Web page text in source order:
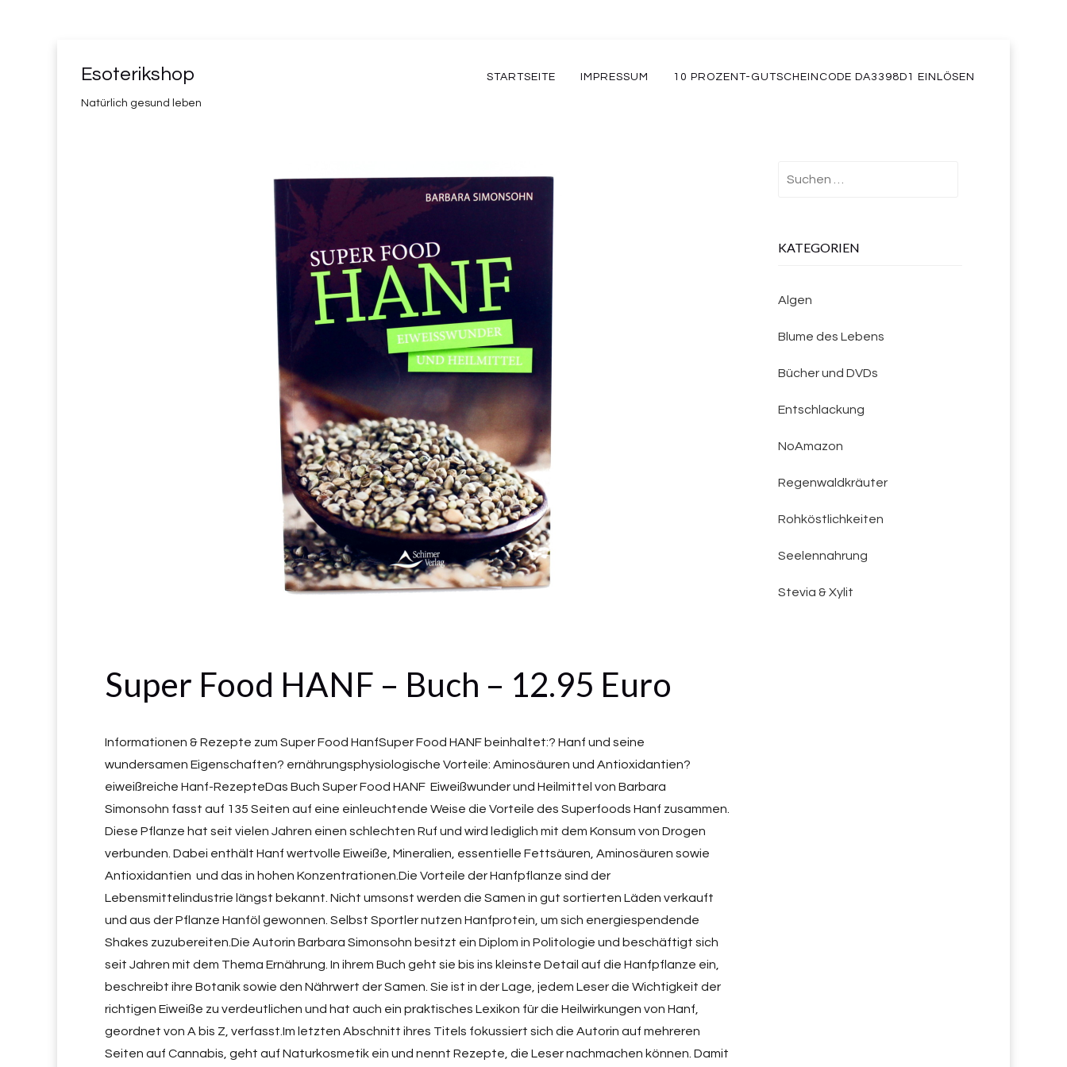
Esoterikshop
Natürlich gesund leben
STARTSEITE IMPRESSUM 10 PROZENT-GUTSCHEINCODE DA3398D1 EINLÖSEN
Super Food HANF – Buch – 12.95 Euro
Informationen & Rezepte zum Super Food HanfSuper Food HANF beinhaltet:? Hanf und seine
wundersamen Eigenschaften? ernährungsphysiologische Vorteile: Aminosäuren und Antioxidantien?
eiweißreiche Hanf-RezepteDas Buch Super Food HANF  Eiweißwunder und Heilmittel von Barbara
Simonsohn fasst auf 135 Seiten auf eine einleuchtende Weise die Vorteile des Superfoods Hanf zusammen.
Diese Pflanze hat seit vielen Jahren einen schlechten Ruf und wird lediglich mit dem Konsum von Drogen
verbunden. Dabei enthält Hanf wertvolle Eiweiße, Mineralien, essentielle Fettsäuren, Aminosäuren sowie
Antioxidantien  und das in hohen Konzentrationen.Die Vorteile der Hanfpflanze sind der
Lebensmittelindustrie längst bekannt. Nicht umsonst werden die Samen in gut sortierten Läden verkauft
und aus der Pflanze Hanföl gewonnen. Selbst Sportler nutzen Hanfprotein, um sich energiespendende
Shakes zuzubereiten.Die Autorin Barbara Simonsohn besitzt ein Diplom in Politologie und beschäftigt sich
seit Jahren mit dem Thema Ernährung. In ihrem Buch geht sie bis ins kleinste Detail auf die Hanfpflanze ein,
beschreibt ihre Botanik sowie den Nährwert der Samen. Sie ist in der Lage, jedem Leser die Wichtigkeit der
richtigen Eiweiße zu verdeutlichen und hat auch ein praktisches Lexikon für die Heilwirkungen von Hanf,
geordnet von A bis Z, verfasst.Im letzten Abschnitt ihres Titels fokussiert sich die Autorin auf mehreren
Seiten auf Cannabis, geht auf Naturkosmetik ein und nennt Rezepte, die Leser nachmachen können. Damit
KATEGORIEN
Algen
Blume des Lebens
Bücher und DVDs
Entschlackung
NoAmazon
Regenwaldkräuter
Rohköstlichkeiten
Seelennahrung
Stevia & Xylit